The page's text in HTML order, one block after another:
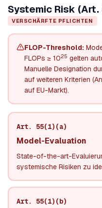
Systemic Risk (Art.
VERSCHÄRFTE PFLICHTEN
FLOP-Threshold:
FLOPs ≥ 1025 gelten
Manuelle Designation
auf weiteren Kriterien
auf EU-Markt).
Art. 55(1)(a)
Model-Evaluation
State-of-the-art-
systemische Risiken zu
Art. 55(1)(b)